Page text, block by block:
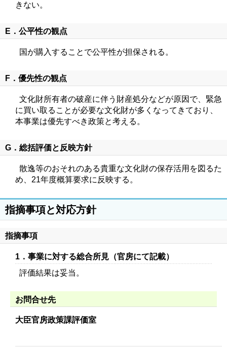
きない。
E．公平性の観点
国が購入することで公平性が担保される。
F．優先性の観点
文化財所有者の破産に伴う財産処分などが原因で、緊急
に買い取ることが必要な文化財が多くなってきており、
本事業は優先すべき政策と考える。
G．総括評価と反映方針
散逸等のおそれのある貴重な文化財の保存活用を図るた
め、21年度概算要求に反映する。
指摘事項と対応方針
指摘事項
1．事業に対する総合所見（官房にて記載）
評価結果は妥当。
お問合せ先
大臣官房政策課評価室